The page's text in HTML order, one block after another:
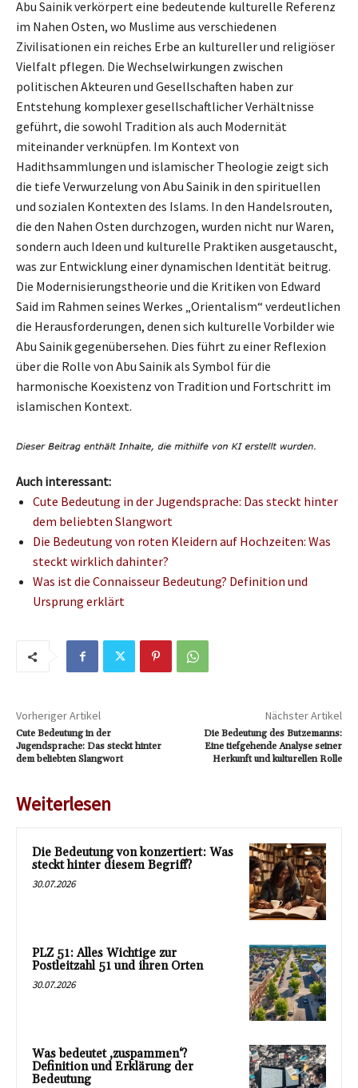
Abu Sainik verkörpert eine bedeutende kulturelle Referenz
im Nahen Osten, wo Muslime aus verschiedenen
Zivilisationen ein reiches Erbe an kultureller und religiöser
Vielfalt pflegen. Die Wechselwirkungen zwischen
politischen Akteuren und Gesellschaften haben zur
Entstehung komplexer gesellschaftlicher Verhältnisse
geführt, die sowohl Tradition als auch Modernität
miteinander verknüpfen. Im Kontext von
Hadithsammlungen und islamischer Theologie zeigt sich
die tiefe Verwurzelung von Abu Sainik in den spirituellen
und sozialen Kontexten des Islams. In den Handelsrouten,
die den Nahen Osten durchzogen, wurden nicht nur Waren,
sondern auch Ideen und kulturelle Praktiken ausgetauscht,
was zur Entwicklung einer dynamischen Identität beitrug.
Die Modernisierungstheorie und die Kritiken von Edward
Said im Rahmen seines Werkes „Orientalism“ verdeutlichen
die Herausforderungen, denen sich kulturelle Vorbilder wie
Abu Sainik gegenübersehen. Dies führt zu einer Reflexion
über die Rolle von Abu Sainik als Symbol für die
harmonische Koexistenz von Tradition und Fortschritt im
islamischen Kontext.
Auch interessant:
Cute Bedeutung in der Jugendsprache: Das steckt hinter
dem beliebten Slangwort
Die Bedeutung von roten Kleidern auf Hochzeiten: Was
steckt wirklich dahinter?
Was ist die Connaisseur Bedeutung? Definition und
Ursprung erklärt
Vorheriger Artikel
Cute Bedeutung in der
Jugendsprache: Das steckt hinter
dem beliebten Slangwort
Nächster Artikel
Die Bedeutung des Butzemanns:
Eine tiefgehende Analyse seiner
Herkunft und kulturellen Rolle
Weiterlesen
Die Bedeutung von konzertiert: Was
steckt hinter diesem Begriff?
30.07.2026
PLZ 51: Alles Wichtige zur
Postleitzahl 51 und ihren Orten
30.07.2026
Was bedeutet ‚zuspammen‘?
Definition und Erklärung der
Bedeutung